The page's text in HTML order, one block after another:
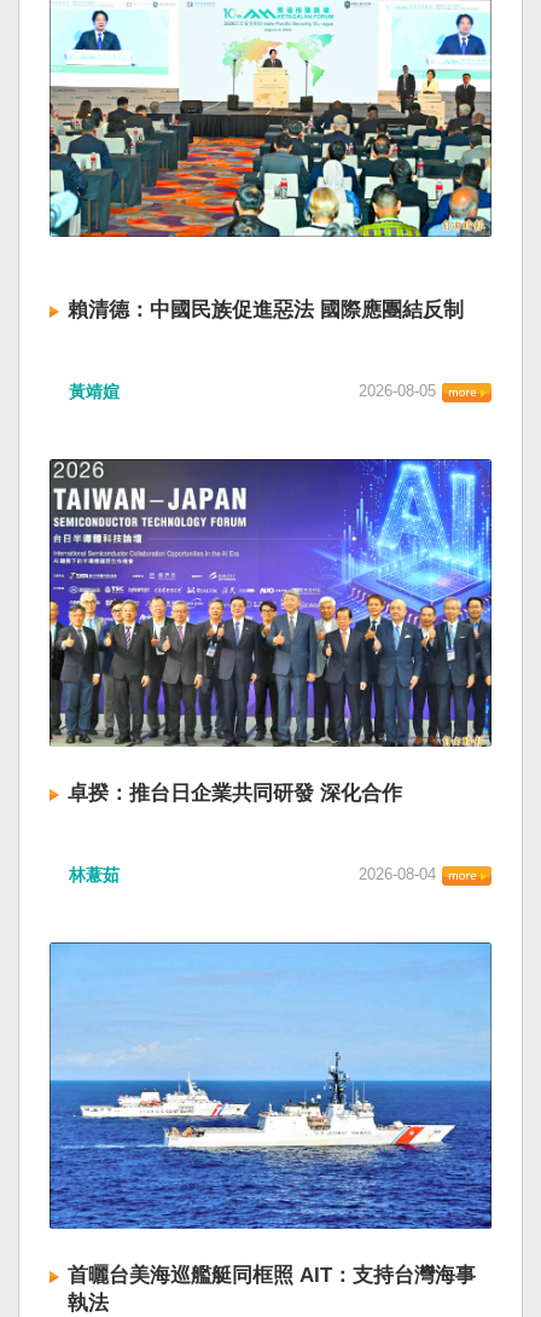
賴清德：中國民族促進惡法 國際應團結反制
黃靖媗 2026-08-05
卓揆：推台日企業共同研發 深化合作
林薏茹 2026-08-04
首曬台美海巡艦艇同框照 AIT：支持台灣海事
執法